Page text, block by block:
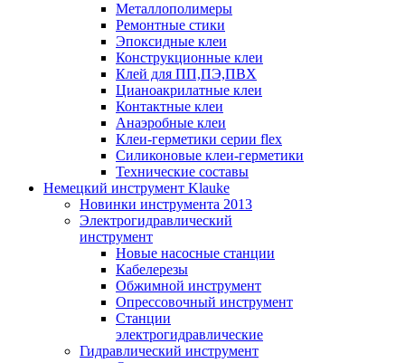
Металлополимеры
Ремонтные стики
Эпоксидные клеи
Конструкционные клеи
Клей для ПП,ПЭ,ПВХ
Цианоакрилатные клеи
Контактные клеи
Анаэробные клеи
Клеи-герметики серии flex
Силиконовые клеи-герметики
Технические составы
Немецкий инструмент Klauke
Новинки инструмента 2013
Электрогидравлический
инструмент
Новые насосные станции
Кабелерезы
Обжимной инструмент
Опрессовочный инструмент
Станции
электрогидравлические
Гидравлический инструмент